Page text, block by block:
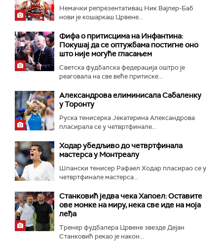
Немачки репрезентативац Ник Вајлер-Баб
нови је кошаркаш Црвене...
Фифа о притисцима на Инфантина:
Покушај да се оптужбама постигне оно
што није могуће гласањем
Светска фудбалска федерација оштро је
реаговала на све веће притиске...
Александрова елиминисала Сабаленку
у Торонту
Руска тенисерка Јекатерина Александрова
пласирала се у четвртфинале...
Ходар убедљиво до четвртфинала
мастерса у Монтреалу
Шпански тенисер Рафаел Ходар пласирао се у
четвртфинале мастерса...
Станковић једва чека Хапоел: Оставите
ове момке на миру, нека све иде на моја
леђа
Тренер фудбалера Црвене звезде Дејан
Станковић рекао је након...